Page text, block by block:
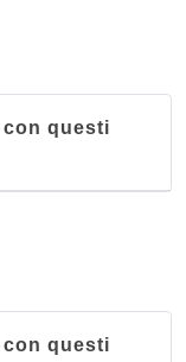
questi
questi